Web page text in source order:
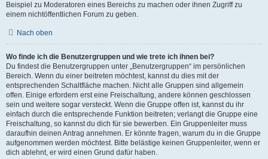
Beispiel zu Moderatoren eines Bereichs zu machen oder ihnen Zugriff zu
einem nichtöffentlichen Forum zu geben.
Nach oben
Wo finde ich die Benutzergruppen und wie trete ich ihnen bei?
Du findest die Benutzergruppen unter „Benutzergruppen“ im persönlichen
Bereich. Wenn du einer beitreten möchtest, kannst du dies mit der
entsprechenden Schaltfläche machen. Nicht alle Gruppen sind allgemein
offen. Einige erfordern erst eine Freischaltung, andere können geschlossen
sein und weitere sogar versteckt. Wenn die Gruppe offen ist, kannst du ihr
einfach durch die entsprechende Funktion beitreten; verlangt die Gruppe eine
Freischaltung, so kannst du dich für sie bewerben. Ein Gruppenleiter muss
daraufhin deinen Antrag annehmen. Er könnte fragen, warum du in die Gruppe
aufgenommen werden möchtest. Bitte belästige keinen Gruppenleiter, wenn er
dich ablehnt, er wird einen Grund dafür haben.